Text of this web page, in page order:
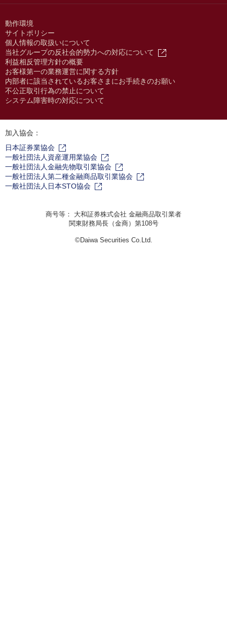
動作環境
サイトポリシー
個人情報の取扱いについて
当社グループの反社会的勢力への対応について
利益相反管理方針の概要
お客様第一の業務運営に関する方針
内部者に該当されているお客さまにお手続きのお願い
不公正取引行為の禁止について
システム障害時の対応について
加入協会：
日本証券業協会
一般社団法人資産運用業協会
一般社団法人金融先物取引業協会
一般社団法人第二種金融商品取引業協会
一般社団法人日本STO協会
商号等： 大和証券株式会社 金融商品取引業者
関東財務局長（金商）第108号
©Daiwa Securities Co.Ltd.